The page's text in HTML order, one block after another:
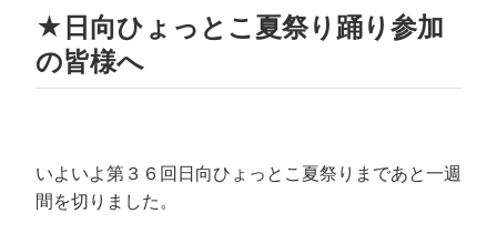
★日向ひょっとこ夏祭り踊り参加
の皆様へ
いよいよ第３６回日向ひょっとこ夏祭りまであと一週
間を切りました。